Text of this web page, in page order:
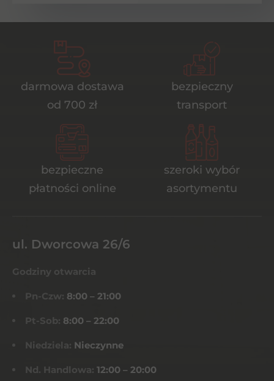
darmowa dostawa
od 700 zł
bezpieczny
transport
bezpieczne
płatności online
szeroki wybór
asortymentu
ul. Dworcowa 26/6
Godziny otwarcia
Pn-Czw: 8:00 – 21:00
Pt-Sob: 8:00 – 22:00
Niedziela: Nieczynne
Nd. Handlowa: 12:00 – 20:00